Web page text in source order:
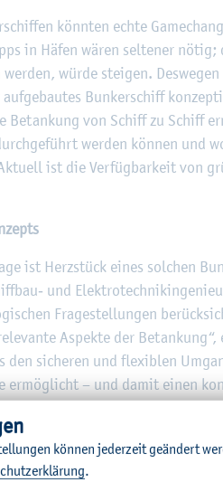
könn­ten echte
in Häfen wären sel­te­ner
würde stei­gen. Des­we­gen
Bun­ker­schiff
Be­tan­kung von Schiff zu Schiff
wer­den kön­nen und
ist die Ver­füg­bar­keit von
ist Herz­stück eines sol­chen
und
Fra­ge­stel­lun­gen
As­pek­te der
den si­che­ren und fle­xi­blen
er­mög­licht – und damit einen
Pro­jekts soll ein ers­ter
kön­nen je­der­zeit ge­än­dert
.